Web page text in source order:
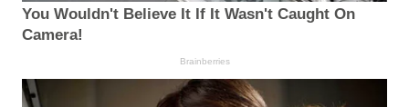
You Wouldn't Believe It If It Wasn't Caught On
Camera!
Brainberries